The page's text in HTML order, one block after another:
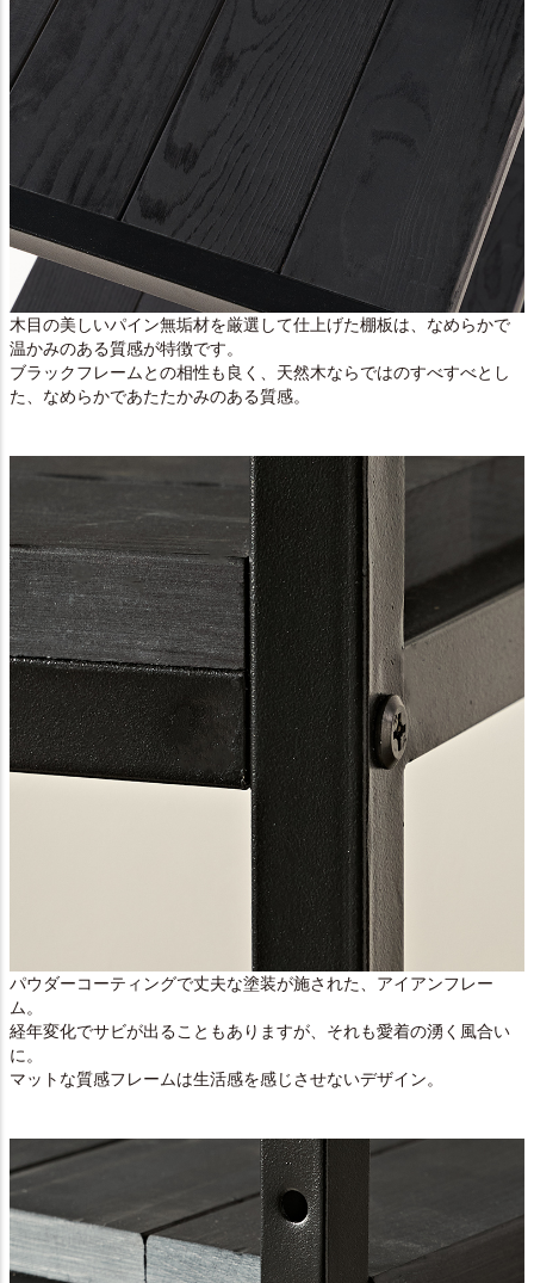
木目の美しいパイン無垢材を厳選して仕上げた棚板は、なめらかで
温かみのある質感が特徴です。
ブラックフレームとの相性も良く、天然木ならではのすべすべとし
た、なめらかであたたかみのある質感。
パウダーコーティングで丈夫な塗装が施された、アイアンフレー
ム。
経年変化でサビが出ることもありますが、それも愛着の湧く風合い
に。
マットな質感フレームは生活感を感じさせないデザイン。